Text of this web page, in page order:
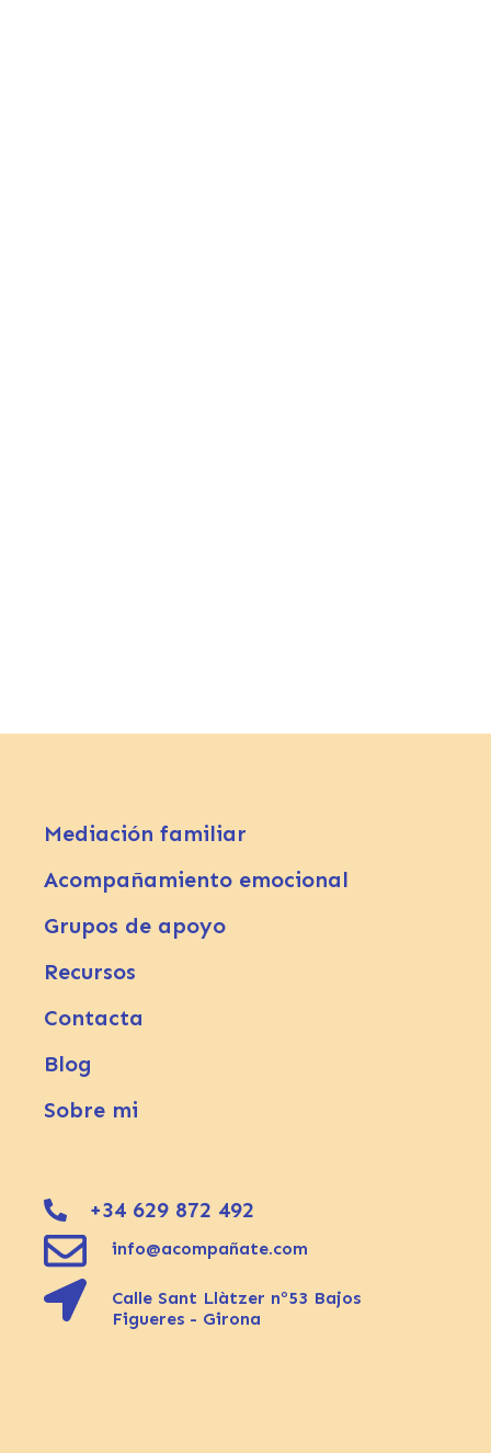
Mediación familiar
Acompañamiento emocional
Grupos de apoyo
Recursos
Contacta
Blog
Sobre mi
+34 629 872 492
info@acompañate.com
Calle Sant Llàtzer nº53 Bajos
Figueres - Girona